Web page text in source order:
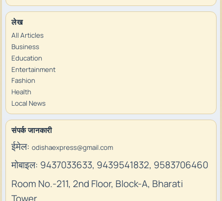
लेख
All Articles
Business
Education
Entertainment
Fashion
Health
Local News
संपर्क जानकारी
ईमेल:odishaexpress@gmail.com
मोबाइल: 9437033633, 9439541832, 9583706460
Room No.-211, 2nd Floor, Block-A, Bharati